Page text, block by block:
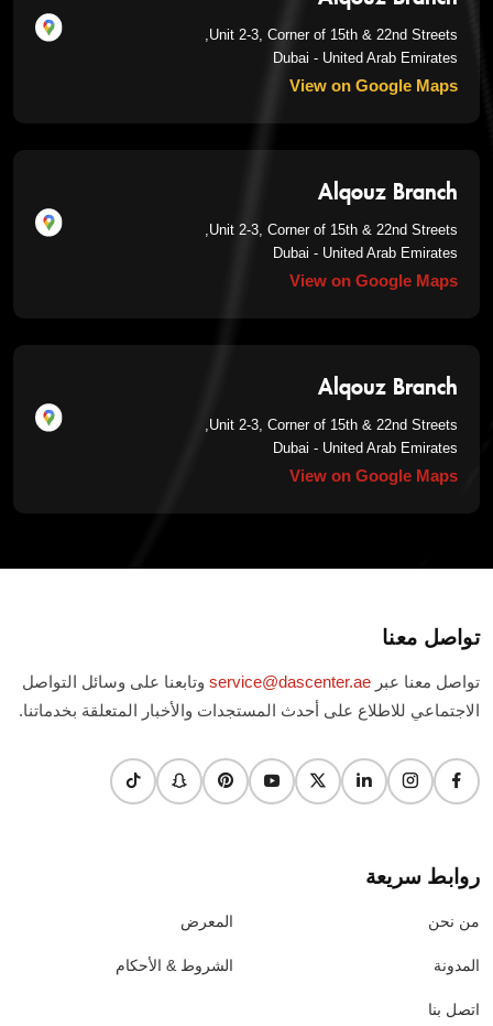
Unit 2-3, Corner of 15th & 22nd Streets,
Dubai - United Arab Emirates
View on Google Maps
Alqouz Branch
Unit 2-3, Corner of 15th & 22nd Streets,
Dubai - United Arab Emirates
View on Google Maps
Alqouz Branch
Unit 2-3, Corner of 15th & 22nd Streets,
Dubai - United Arab Emirates
View on Google Maps
تواصل معنا
تواصل معنا عبر service@dascenter.ae وتابعنا على وسائل التواصل
الاجتماعي للاطلاع على أحدث المستجدات والأخبار المتعلقة بخدماتنا.
روابط سريعة
من نحن
المدونة
اتصل بنا
المعرض
الشروط & الأحكام